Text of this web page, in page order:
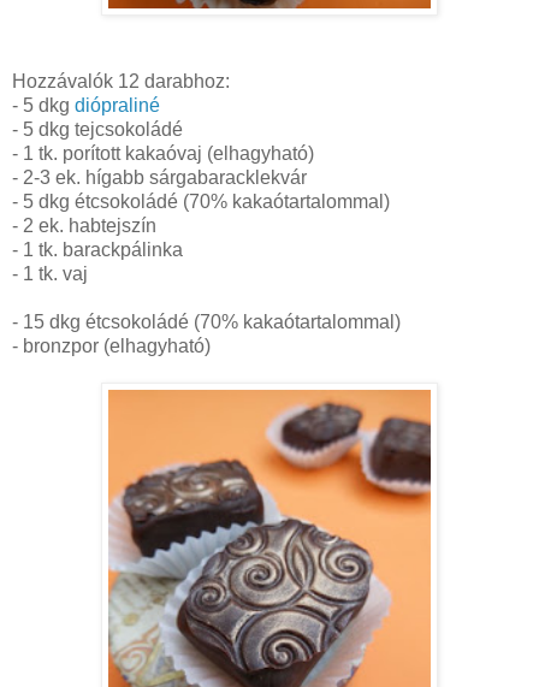
Hozzávalók 12 darabhoz:
- 5 dkg diópraliné
- 5 dkg tejcsokoládé
- 1 tk. porított kakaóvaj (elhagyható)
- 2-3 ek. hígabb sárgabaracklekvár
- 5 dkg étcsokoládé (70% kakaótartalommal)
- 2 ek. habtejszín
- 1 tk. barackpálinka
- 1 tk. vaj
- 15 dkg étcsokoládé (70% kakaótartalommal)
- bronzpor (elhagyható)